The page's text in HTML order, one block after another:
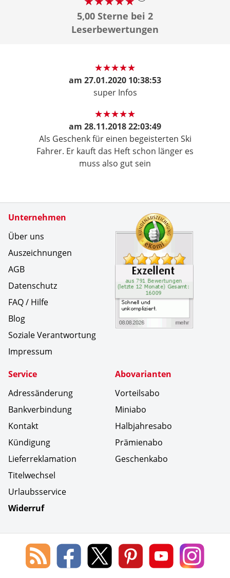
5,00 Sterne bei 2
Leserbewertungen
am 27.01.2020 10:38:53
super Infos
am 28.11.2018 22:03:49
Als Geschenk für einen begeisterten Ski
Fahrer. Er kauft das Heft schon länger es
muss also gut sein
Unternehmen
Über uns
Auszeichnungen
AGB
Datenschutz
FAQ / Hilfe
Blog
Soziale Verantwortung
Impressum
Service
Adressänderung
Bankverbindung
Kontakt
Kündigung
Lieferreklamation
Titelwechsel
Urlaubsservice
Widerruf
Abovarianten
Vorteilsabo
Miniabo
Halbjahresabo
Prämienabo
Geschenkabo
Zertifikate
Social Media
Blog
des
Lorenz
Leserservice
Lorenz
Leserservice
Lorenz
Leserservice
Lorenz
Leserservice
Lorenz